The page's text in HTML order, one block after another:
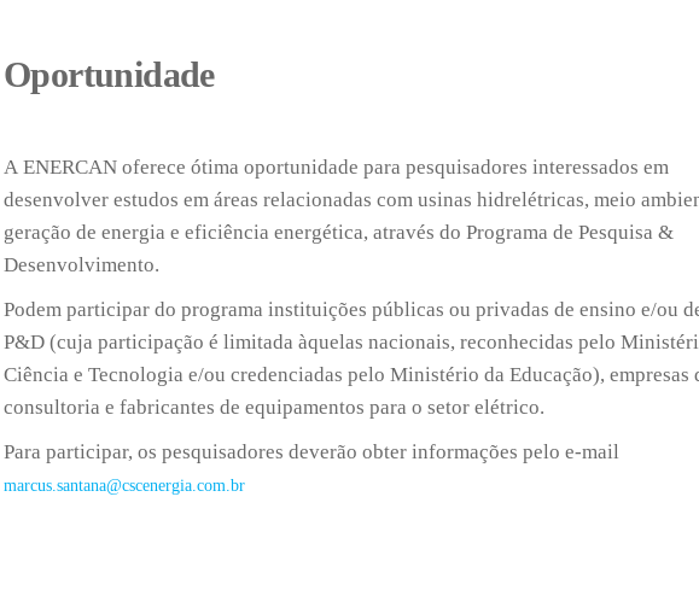
Oportunidade
A ENERCAN oferece ótima oportunidade para pesquisadores interessados em
desenvolver estudos em áreas relacionadas com usinas hidrelétricas, meio
geração de energia e eficiência energética, através do Programa de Pesquisa &
Desenvolvimento.
Podem participar do programa instituições públicas ou privadas de ensino e/ou
P&D (cuja participação é limitada àquelas nacionais, reconhecidas pelo
Ciência e Tecnologia e/ou credenciadas pelo Ministério da Educação), empresas
consultoria e fabricantes de equipamentos para o setor elétrico.
Para participar, os pesquisadores deverão obter informações pelo e-mail
marcus.santana@cscenergia.com.br